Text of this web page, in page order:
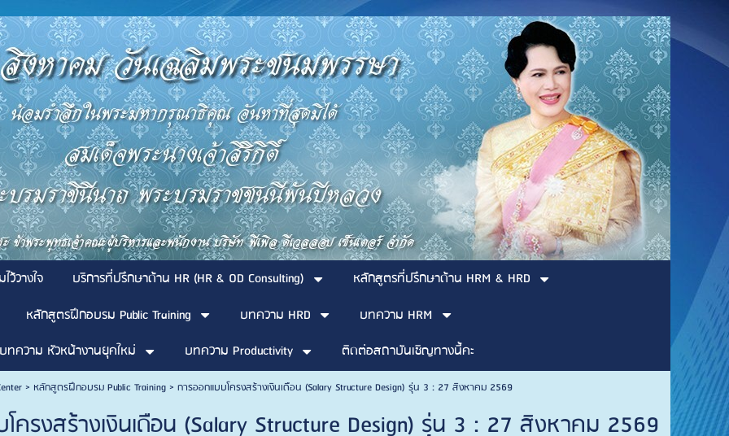
วางใจ บริการที่ปรึกษาด้าน HR (HR & OD Consulting)
หลักสูตรที่ปรึกษาด้าน HRM & HRD
หลักสูตรฝึกอบรม Public Training บทความ HRD
บทความ HRM
บทความ หัวหน้างานยุคใหม่ บทความ Productivity ติดต่อสถาบันเชิญทางนี้คะ
> หลักสูตรฝึกอบรม Public Training> การออกแบบโครงสร้างเงินเดือน (Salary Structure Design) รุ่น 3 : 27 สิงหาคม 2569
ครงสร้างเงินเดือน (Salary Structure Design) รุ่น 3 : 27 สิงหาคม 2569